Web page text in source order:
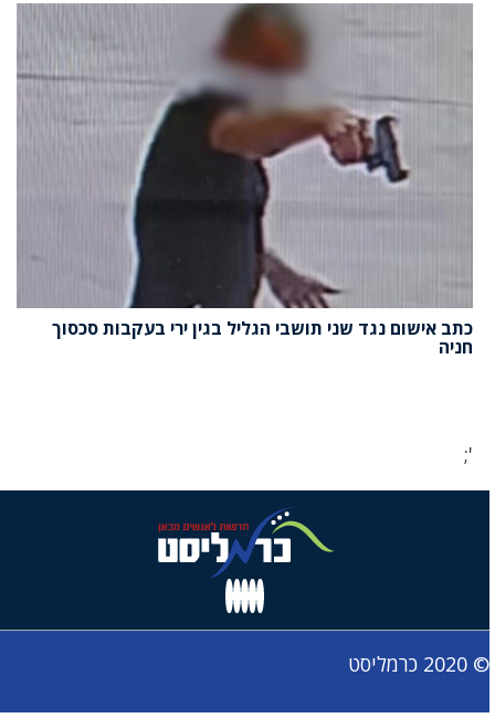
כתב אישום נגד שני תושבי הגליל בגין ירי בעקבות סכסוך
חניה
';
© 2020 כרמליסט